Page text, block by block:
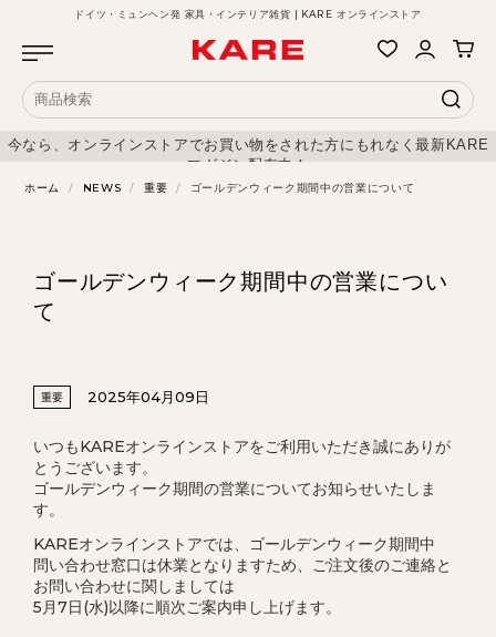
ドイツ・ミュンヘン発 家具・インテリア雑貨 | KARE オンラインストア
今なら、オンラインストアでお買い物をされた方にもれなく最新KARE
マガジン配布中！
ホーム / NEWS / 重要 / ゴールデンウィーク期間中の営業について
ゴールデンウィーク期間中の営業につい
て
重要 2025年04月09日
いつもKAREオンラインストアをご利用いただき誠にありが
とうございます。
ゴールデンウィーク期間の営業についてお知らせいたしま
す。
KAREオンラインストアでは、ゴールデンウィーク期間中
問い合わせ窓口は休業となりますため、ご注文後のご連絡と
お問い合わせに関しましては
5月7日(水)以降に順次ご案内申し上げます。